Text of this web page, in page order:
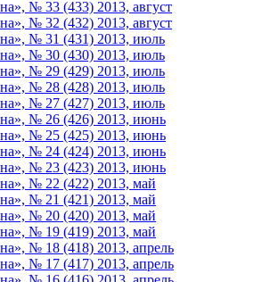
№ 33 (433) 2013, август
№ 32 (432) 2013, август
№ 31 (431) 2013, июль
№ 30 (430) 2013, июль
№ 29 (429) 2013, июль
№ 28 (428) 2013, июль
№ 27 (427) 2013, июль
№ 26 (426) 2013, июнь
№ 25 (425) 2013, июнь
№ 24 (424) 2013, июнь
№ 23 (423) 2013, июнь
№ 22 (422) 2013, май
№ 21 (421) 2013, май
№ 20 (420) 2013, май
№ 19 (419) 2013, май
№ 18 (418) 2013, апрель
№ 17 (417) 2013, апрель